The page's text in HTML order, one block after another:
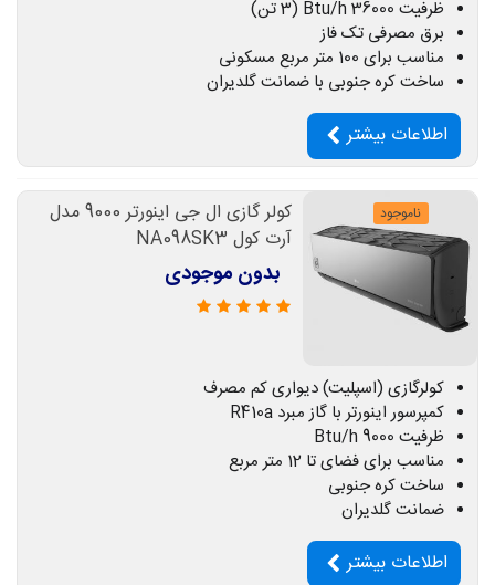
ظرفیت 36000 Btu/h (3 تن)
برق مصرفی تک فاز
مناسب برای 100 متر مربع مسکونی
ساخت کره جنوبی با ضمانت گلدیران
اطلاعات بیشتر
ناموجود
کولر گازی ال جی اینورتر 9000 مدل
آرت کول NA098SK3
بدون موجودی
کولرگازی (اسپلیت) دیواری کم مصرف
کمپرسور اینورتر با گاز مبرد R410a
ظرفیت 9000 Btu/h
مناسب برای فضای تا 12 متر مربع
ساخت کره جنوبی
ضمانت گلدیران
اطلاعات بیشتر